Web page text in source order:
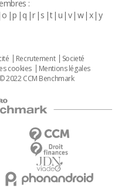
:
o p q r s t u v w x y
Recrutement
Societé
cookies
Mentions légales
© 2022 CCM Benchmark